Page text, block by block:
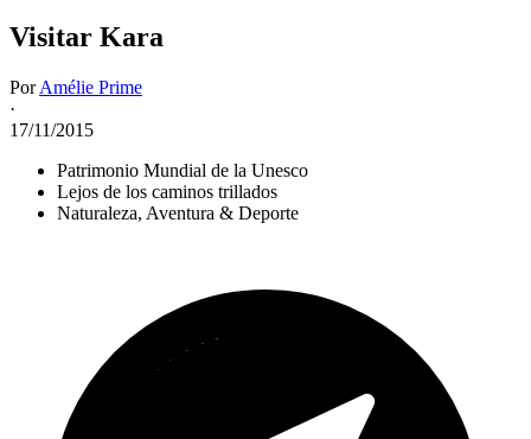
Visitar Kara
PorAmélie Prime
·
17/11/2015
Patrimonio Mundial de la Unesco
Lejos de los caminos trillados
Naturaleza, Aventura & Deporte